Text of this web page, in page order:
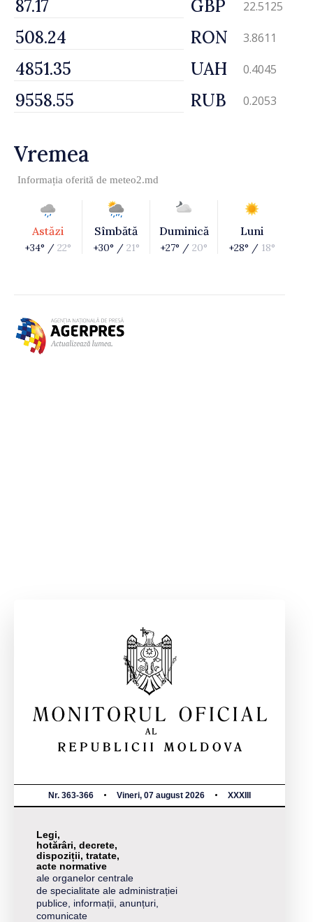
GBP 22.5125
RON 3.8611
UAH 0.4045
RUB 0.2053
Vremea
Informația oferită de meteo2.md
Astăzi
+34° / 22°
Sîmbătă
+30° / 21°
Duminică
+27° / 20°
Luni
+28° / 18°
Nr. 363-366 Vineri, 07 august 2026 XXXIII
Legi,
hotărâri, decrete,
dispoziții, tratate,
acte normative
ale organelor centrale
de specialitate ale administrației
publice, informații, anunțuri,
comunicate